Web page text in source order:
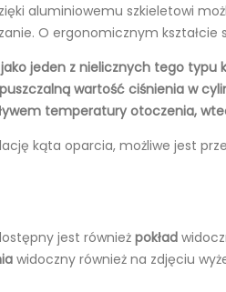
aluminiowemu szkieletowi
O ergonomicznym
jako jeden z nielicznych tego
wartość ciśnienia w
temperatury otoczenia,
kąta oparcia, możliwe jest
jest również pokład
widoczny również na zdjęciu